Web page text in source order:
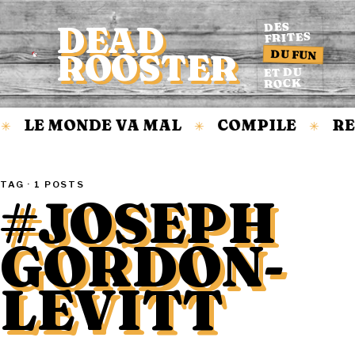
Accueil
DEAD
ROOSTER
DES
FRITES
DU FUN
ET DU
ROCK
LE MONDE VA MAL ✳ COMPILE ✳
TAG · 1 POSTS
#JOSEPH
GORDON-
LEVITT